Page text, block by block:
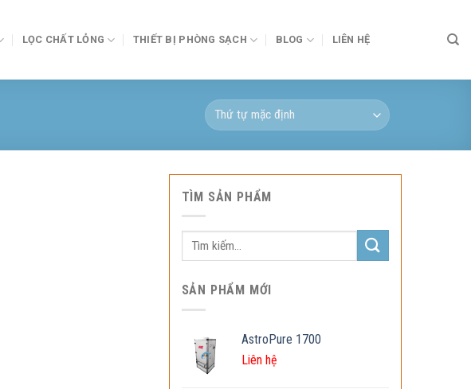
LỌC CHẤT LỎNG THIẾT BỊ PHÒNG SẠCH BLOG LIÊN HỆ
TÌM SẢN PHẨM
Tìm
kiếm:
SẢN PHẨM MỚI
AstroPure 1700
Liên hệ